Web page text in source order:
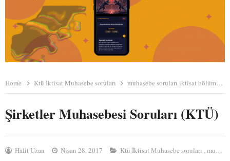
Home Ktü İktisat Muhasebe soruları muhasebe soruları iktisat bölümü
Şirketler Muhasebesi Soruları (KTÜ)
Halit Uzan Nisan 28, 2017 Ktü İktisat Muhasebe soruları ,muhasebe soruları iktisat bölümü